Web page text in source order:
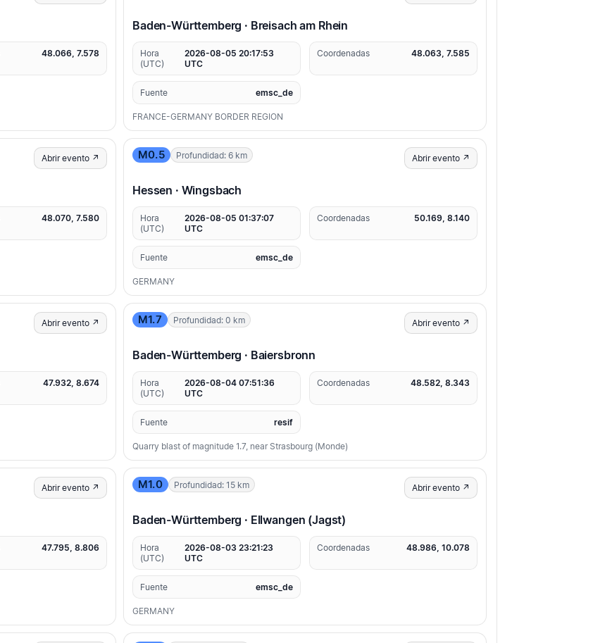
48.066, 7.578
Baden-Württemberg · Breisach am Rhein
Hora
(UTC)
2026-08-05 20:17:53
UTC
Coordenadas 48.063, 7.585
Fuente emsc_de
FRANCE-GERMANY BORDER REGION
Abrir evento ↗
48.070, 7.580
M0.5 Profundidad: 6 km Abrir evento ↗
Hessen · Wingsbach
Hora
(UTC)
2026-08-05 01:37:07
UTC
Coordenadas 50.169, 8.140
Fuente emsc_de
GERMANY
Abrir evento ↗
47.932, 8.674
M1.7 Profundidad: 0 km Abrir evento ↗
Baden-Württemberg · Baiersbronn
Hora
(UTC)
2026-08-04 07:51:36
UTC
Coordenadas 48.582, 8.343
Fuente resif
Quarry blast of magnitude 1.7, near Strasbourg (Monde)
Abrir evento ↗
47.795, 8.806
M1.0 Profundidad: 15 km Abrir evento ↗
Baden-Württemberg · Ellwangen (Jagst)
Hora
(UTC)
2026-08-03 23:21:23
UTC
Coordenadas 48.986, 10.078
Fuente emsc_de
GERMANY